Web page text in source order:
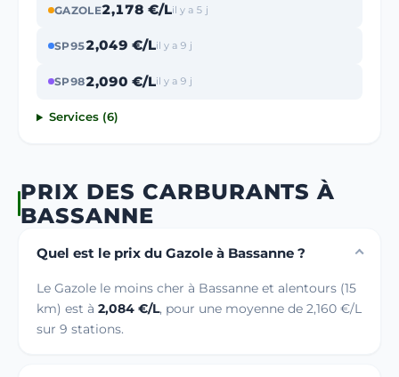
GAZOLE2,178 €/Lil y a 5 j
SP952,049 €/Lil y a 9 j
SP982,090 €/Lil y a 9 j
Services (6)
PRIX DES CARBURANTS À
BASSANNE
Quel est le prix du Gazole à Bassanne ?
Le Gazole le moins cher à Bassanne et alentours (15
km) est à 2,084 €/L, pour une moyenne de 2,160 €/L
sur 9 stations.